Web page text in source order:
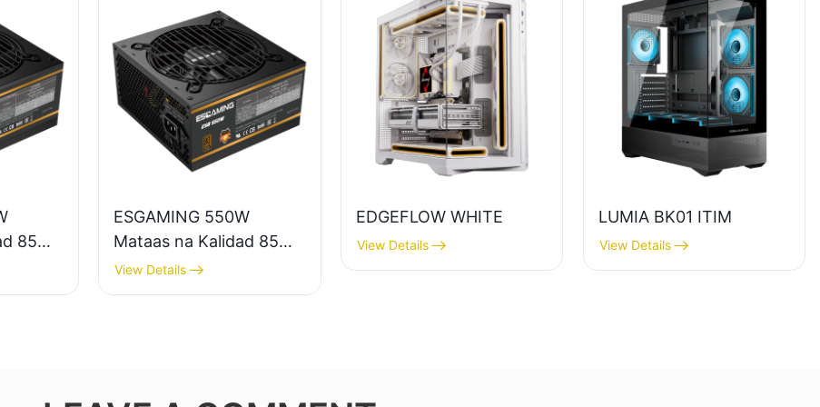
85%
na
ESGAMING 550W
Mataas na Kalidad 85%
na Kahusayan 80+
Bronze na Suplay ng
View Details
EDGEFLOW WHITE
View Details
LUMIA BK01 ITIM
View Details